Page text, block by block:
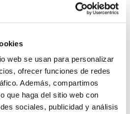
web se usan para personalizar
ofrecer funciones de redes
Además, compartimos
que haga del sitio web con
sociales, publicidad y análisis